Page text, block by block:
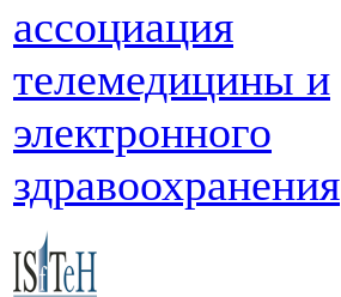
ассоциация
телемедицины и
электронного
здравоохранения